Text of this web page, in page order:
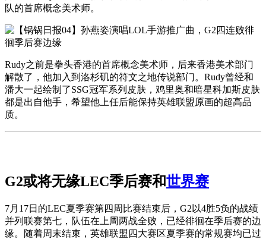
队的首席概念美术师。
Rudy之前是拳头香港的首席概念美术师，后来香港美术部门
解散了，他加入到洛杉矶的符文之地传说部门。Rudy曾经和
潘大一起绘制了SSG冠军系列皮肤，鸡里奥和暗星科加斯皮肤
都是出自他手，希望他上任后能保持英雄联盟原画的超高品
质。
G2或将无缘LEC季后赛和世界赛
7月17日的LEC夏季赛第四周比赛结束后，G2以4胜5负的战绩
并列联赛第七，队伍在上周两战全败，已经徘徊在季后赛的边
缘。随着周末结束，英雄联盟四大赛区夏季赛的常规赛均已过